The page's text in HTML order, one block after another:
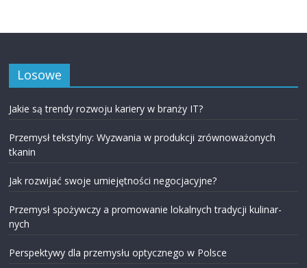
Losowe
Jakie są trendy rozwoju kariery w branży IT?
Przemysł tekstylny: Wyzwania w produkcji zrównoważonych
tkanin
Jak rozwijać swoje umiejętności negocjacyjne?
Przemysł spożywczy a promowanie lokalnych tradycji kulinar-
nych
Perspektywy dla przemysłu optycznego w Polsce